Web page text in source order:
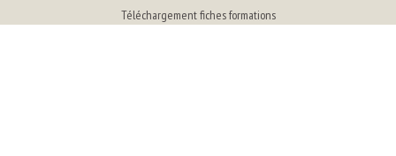
Téléchargement fiches formations